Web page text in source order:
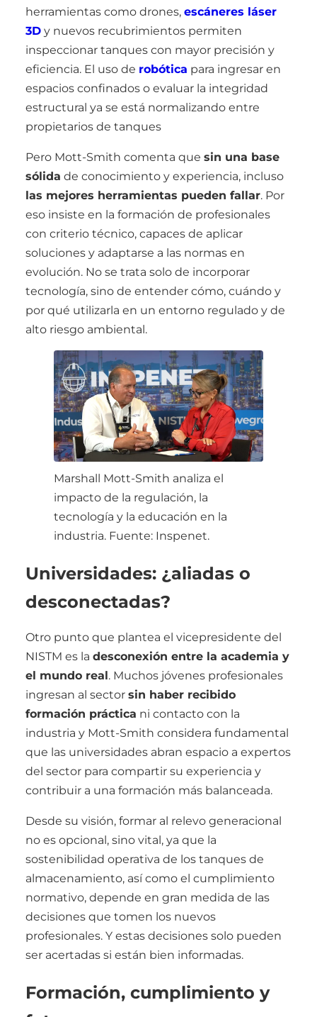
herramientas como drones, escáneres láser
3D y nuevos recubrimientos permiten
inspeccionar tanques con mayor precisión y
eficiencia. El uso de robótica para ingresar en
espacios confinados o evaluar la integridad
estructural ya se está normalizando entre
propietarios de tanques
Pero Mott-Smith comenta que sin una base
sólida de conocimiento y experiencia, incluso
las mejores herramientas pueden fallar. Por
eso insiste en la formación de profesionales
con criterio técnico, capaces de aplicar
soluciones y adaptarse a las normas en
evolución. No se trata solo de incorporar
tecnología, sino de entender cómo, cuándo y
por qué utilizarla en un entorno regulado y de
alto riesgo ambiental.
Marshall Mott-Smith analiza el
impacto de la regulación, la
tecnología y la educación en la
industria. Fuente: Inspenet.
Universidades: ¿aliadas o
desconectadas?
Otro punto que plantea el vicepresidente del
NISTM es la desconexión entre la academia y
el mundo real. Muchos jóvenes profesionales
ingresan al sector sin haber recibido
formación práctica ni contacto con la
industria y Mott-Smith considera fundamental
que las universidades abran espacio a expertos
del sector para compartir su experiencia y
contribuir a una formación más balanceada.
Desde su visión, formar al relevo generacional
no es opcional, sino vital, ya que la
sostenibilidad operativa de los tanques de
almacenamiento, así como el cumplimiento
normativo, depende en gran medida de las
decisiones que tomen los nuevos
profesionales. Y estas decisiones solo pueden
ser acertadas si están bien informadas.
Formación, cumplimiento y